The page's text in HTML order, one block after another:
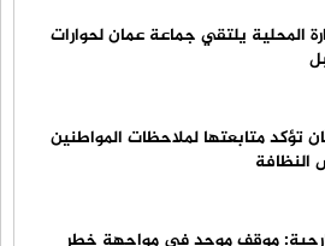
المحلية يلتقي جماعة عمان لحوارات
تؤكد متابعتها لملاحظات المواطنين
النظافة